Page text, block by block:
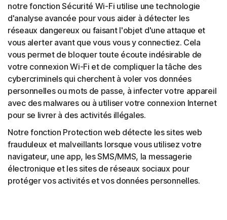
notre fonction Sécurité Wi-Fi utilise une technologie
d'analyse avancée pour vous aider à détecter les
réseaux dangereux ou faisant l'objet d'une attaque et
vous alerter avant que vous vous y connectiez. Cela
vous permet de bloquer toute écoute indésirable de
votre connexion Wi-Fi et de compliquer la tâche des
cybercriminels qui cherchent à voler vos données
personnelles ou mots de passe, à infecter votre appareil
avec des malwares ou à utiliser votre connexion Internet
pour se livrer à des activités illégales.
Notre fonction Protection web détecte les sites web
frauduleux et malveillants lorsque vous utilisez votre
navigateur, une app, les SMS/MMS, la messagerie
électronique et les sites de réseaux sociaux pour
protéger vos activités et vos données personnelles.